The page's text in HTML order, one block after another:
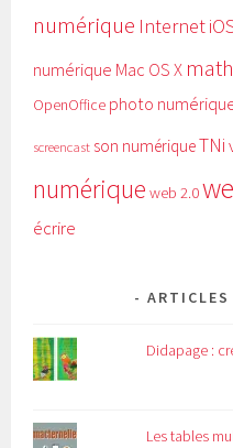
numérique Internet
numérique Mac OS X
OpenOffice photo
screencast son numériqueTNi
numérique web 2.0
écrire
Didapage :
Les tables